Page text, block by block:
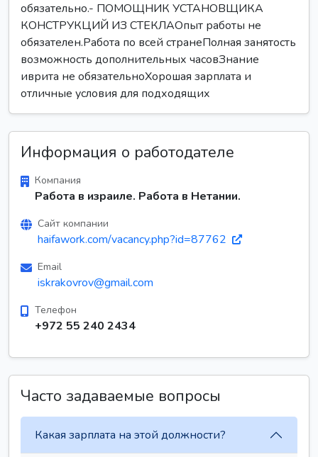
обязательно.- ПОМОЩНИК УСТАНОВЩИКА
КОНСТРУКЦИЙ ИЗ СТЕКЛАОпыт работы не
обязателен.Работа по всей странеПолная занятость
возможность дополнительных часовЗнание
иврита не обязательноХорошая зарплата и
отличные условия для подходящих
Информация о работодателе
Компания
Работа в израиле. Работа в Нетании.
Сайт компании
haifawork.com/vacancy.php?id=87762
Email
iskrakovrov@gmail.com
Телефон
+972 55 240 2434
Часто задаваемые вопросы
Какая зарплата на этой должности?